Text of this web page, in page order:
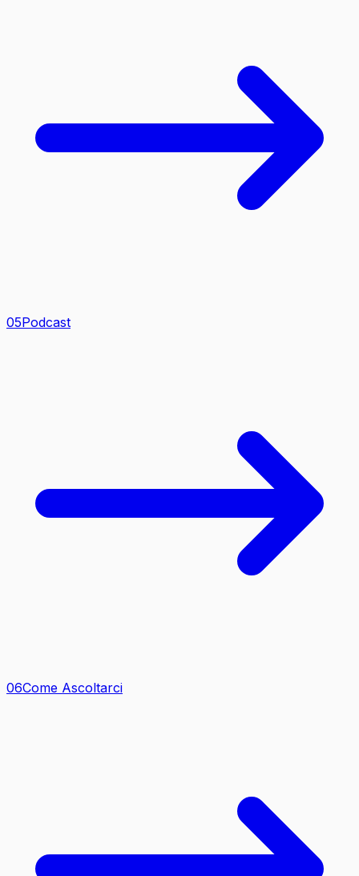
05Podcast
06Come Ascoltarci